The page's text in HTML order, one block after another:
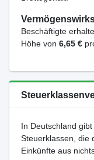
Beschäftigte
Höhe von 6,65 €
In Deutschland
Steuerklassen, die
Einkünfte aus